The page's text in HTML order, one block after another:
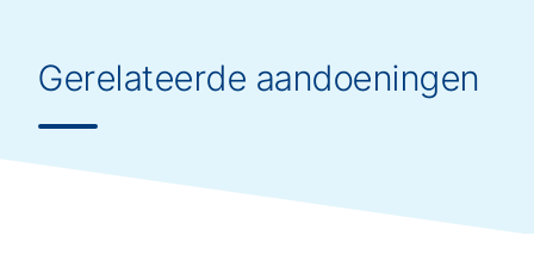
Gerelateerde aandoeningen
Rhesusziekte (HZFP)